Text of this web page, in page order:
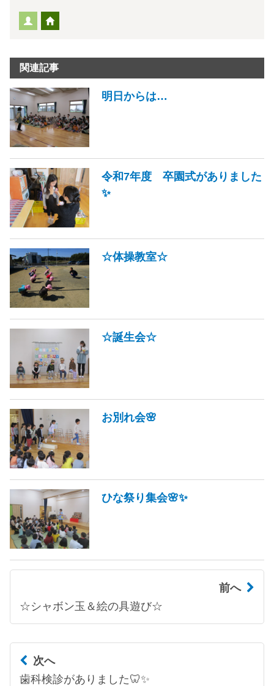
関連記事
明日からは…
令和7年度 卒園式がありました
✨
☆体操教室☆
☆誕生会☆
お別れ会🌸
ひな祭り集会🌸✨
前へ
☆シャボン玉＆絵の具遊び☆
次へ
歯科検診がありました🦷✨